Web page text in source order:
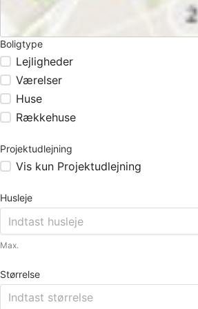
Boligtype
Lejligheder
Værelser
Huse
Rækkehuse
Projektudlejning
Vis kun Projektudlejning
Husleje
Max.
Størrelse